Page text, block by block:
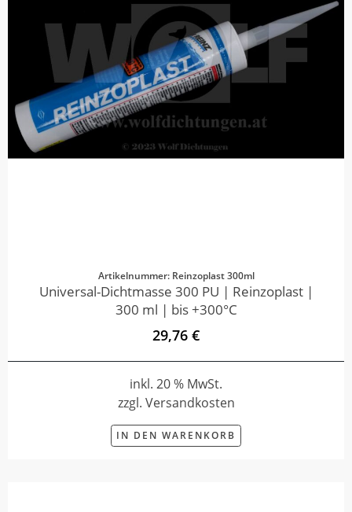
Artikelnummer: Reinzoplast 300ml
Universal-Dichtmasse 300 PU | Reinzoplast |
300 ml | bis +300°C
29,76 €
inkl. 20 % MwSt.
zzgl. Versandkosten
IN DEN WARENKORB